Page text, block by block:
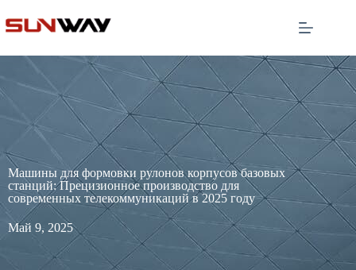
Машины для формовки рулонов корпусов базовых
станций: Прецизионное производство для
современных телекоммуникаций в 2025 году
Май 9, 2025